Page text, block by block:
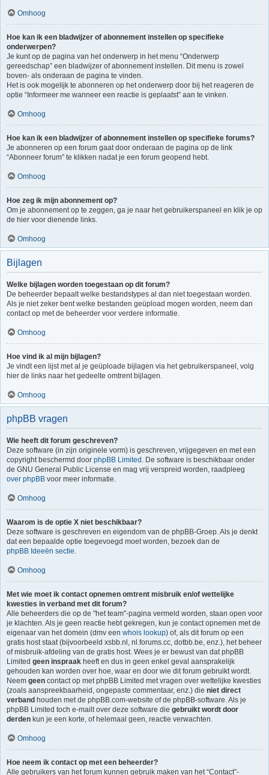
Omhoog
Hoe kan ik een bladwijzer of abonnement instellen op specifieke
onderwerpen?
Je kunt op de pagina van het onderwerp in het menu “Onderwerp
gereedschap” een bladwijzer of abonnement instellen. Dit menu is zowel
boven- als onderaan de pagina te vinden.
Het is ook mogelijk te abonneren op het onderwerp door bij het reageren de
optie “Informeer me wanneer een reactie is geplaatst” aan te vinken.
Omhoog
Hoe kan ik een bladwijzer of abonnement instellen op specifieke forums?
Je abonneren op een forum gaat door onderaan de pagina op de link
“Abonneer forum” te klikken nadat je een forum geopend hebt.
Omhoog
Hoe zeg ik mijn abonnement op?
Om je abonnement op te zeggen, ga je naar het gebruikerspaneel en klik je op
de hier voor dienende links.
Omhoog
Bijlagen
Welke bijlagen worden toegestaan op dit forum?
De beheerder bepaalt welke bestandstypes al dan niet toegestaan worden.
Als je niet zeker bent welke bestanden geüpload mogen worden, neem dan
contact op met de beheerder voor verdere informatie.
Omhoog
Hoe vind ik al mijn bijlagen?
Je vindt een lijst met al je geüploade bijlagen via het gebruikerspaneel, volg
hier de links naar het gedeelte omtrent bijlagen.
Omhoog
phpBB vragen
Wie heeft dit forum geschreven?
Deze software (in zijn originele vorm) is geschreven, vrijgegeven en met een
copyright beschermd door phpBB Limited . De software is beschikbaar onder
de GNU General Public License en mag vrij verspreid worden, raadpleeg
over phpBB voor meer informatie.
Omhoog
Waarom is de optie X niet beschikbaar?
Deze software is geschreven en eigendom van de phpBB-Groep. Als je denkt
dat een bepaalde optie toegevoegd moet worden, bezoek dan de
phpBB Ideeën sectie.
Omhoog
Met wie moet ik contact opnemen omtrent misbruik en/of wettelijke
kwesties in verband met dit forum?
Alle beheerders die op de "het team"-pagina vermeld worden, staan open voor
je klachten. Als je geen reactie hebt gekregen, kun je contact opnemen met de
eigenaar van het domein (dmv een whois lookup) of, als dit forum op een
gratis host staat (bijvoorbeeld xsbb.nl, nl.forums.cc, dotbb.be, enz.), het beheer
of misbruik-afdeling van de gratis host. Wees je er bewust van dat phpBB
Limited geen inspraak heeft en dus in geen enkel geval aansprakelijk
gehouden kan worden over hoe, waar en door wie dit forum gebruikt wordt.
Neem geen contact op met phpBB Limited met vragen over wettelijke kwesties
(zoals aanspreekbaarheid, ongepaste commentaar, enz.) die niet direct
verband houden met de phpBB.com-website of de phpBB-software. Als je
phpBB Limited toch e-mailt over deze software die gebruikt wordt door
derden kun je een korte, of helemaal geen, reactie verwachten.
Omhoog
Hoe neem ik contact op met een beheerder?
Alle gebruikers van het forum kunnen gebruik maken van het “Contact”-